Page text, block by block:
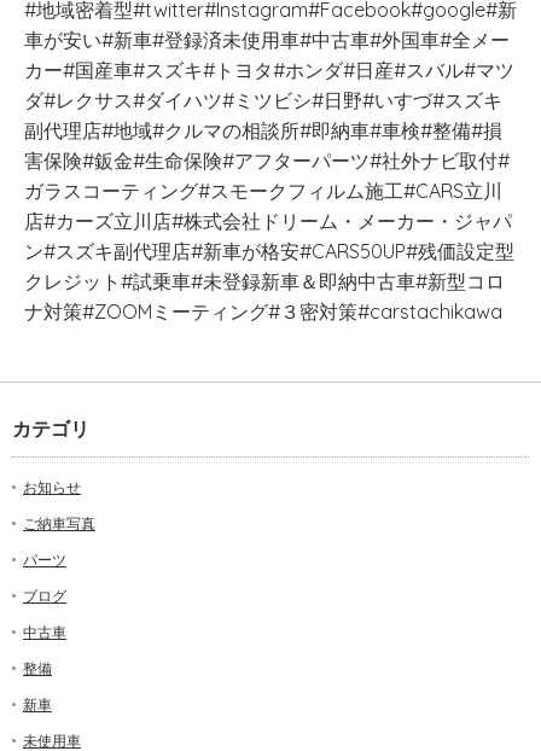
#地域密着型#twitter#Instagram#Facebook#google#新
車が安い#新車#登録済未使用車#中古車#外国車#全メー
カー#国産車#スズキ#トヨタ#ホンダ#日産#スバル#マツ
ダ#レクサス#ダイハツ#ミツビシ#日野#いすづ#スズキ
副代理店#地域#クルマの相談所#即納車#車検#整備#損
害保険#鈑金#生命保険#アフターパーツ#社外ナビ取付#
ガラスコーティング#スモークフィルム施工#CARS立川
店#カーズ立川店#株式会社ドリーム・メーカー・ジャパ
ン#スズキ副代理店#新車が格安#CARS50UP#残価設定型
クレジット#試乗車#未登録新車＆即納中古車#新型コロ
ナ対策#ZOOMミーティング#３密対策#carstachikawa
カテゴリ
お知らせ
ご納車写真
パーツ
ブログ
中古車
整備
新車
未使用車